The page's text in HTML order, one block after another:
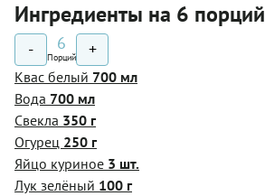
Ингредиенты на 6 порций
- 6
Порций +
Квас белый 700 мл
Вода 700 мл
Свекла 350 г
Огурец 250 г
Яйцо куриное 3 шт.
Лук зелёный 100 г